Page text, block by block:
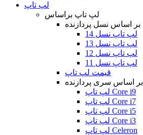
لپ تاپ
لپ تاپ براساس
بر اساس نسل پردازنده
لپ تاپ نسل 14
لپ تاپ نسل 13
لپ تاپ نسل 12
لپ تاپ نسل 11
قیمت لپ تاپ
بر اساس سری پردازنده
لپ تاپ Core i9
لپ تاپ Core i7
لپ تاپ Core i5
لپ تاپ Core i3
لپ تاپ Celeron